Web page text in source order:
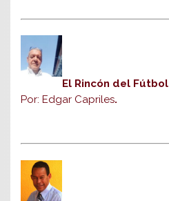
El Rincón del
Por: Edgar Capriles.